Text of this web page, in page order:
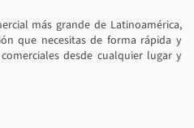
más grande de Latinoamérica,
que necesitas de forma rápida y
desde cualquier lugar y